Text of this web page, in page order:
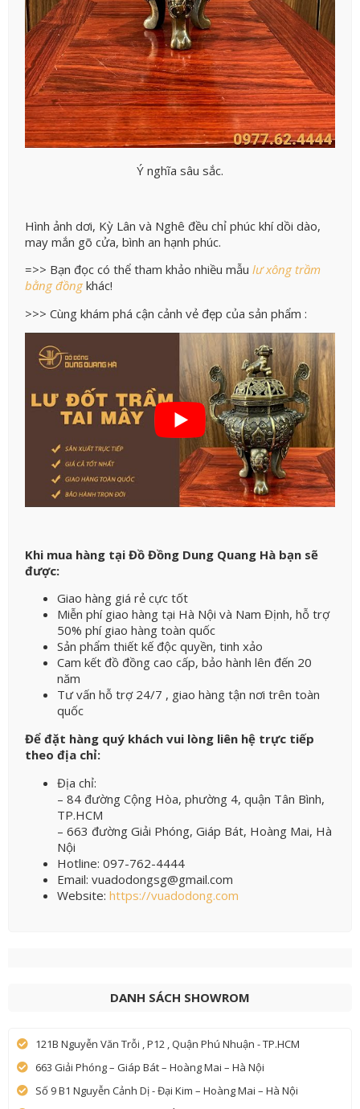
Ý nghĩa sâu sắc.
Hình ảnh dơi, Kỳ Lân và Nghê đều chỉ phúc khí dồi dào,
may mắn gõ cửa, bình an hạnh phúc.
=>> Bạn đọc có thể tham khảo nhiều mẫu lư xông trầm
bằng đồngkhác!
>>> Cùng khám phá cận cảnh vẻ đẹp của sản phẩm :
Khi mua hàng tại Đồ Đồng Dung Quang Hà bạn sẽ
được:
Giao hàng giá rẻ cực tốt
Miễn phí giao hàng tại Hà Nội và Nam Định, hỗ trợ
50% phí giao hàng toàn quốc
Sản phẩm thiết kế độc quyền, tinh xảo
Cam kết đồ đồng cao cấp, bảo hành lên đến 20
năm
Tư vấn hỗ trợ 24/7 , giao hàng tận nơi trên toàn
quốc
Để đặt hàng quý khách vui lòng liên hệ trực tiếp
theo địa chỉ:
Địa chỉ:
– 84 đường Cộng Hòa, phường 4, quận Tân Bình,
TP.HCM
– 663 đường Giải Phóng, Giáp Bát, Hoàng Mai, Hà
Nội
Hotline: 097-762-4444
Email: vuadodongsg@gmail.com
Website: https://vuadodong.com
DANH SÁCH SHOWROM
121B Nguyễn Văn Trỗi , P12 , Quận Phú Nhuận - TP.HCM
663 Giải Phóng – Giáp Bát – Hoàng Mai – Hà Nội
Số 9 B1 Nguyễn Cảnh Dị - Đại Kim – Hoàng Mai – Hà Nội